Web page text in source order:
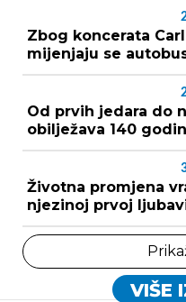
Zbog koncerata
mijenjaju se
Od prvih jedara do
obilježava 140
Životna promjena
njezinoj prvoj
VIŠE